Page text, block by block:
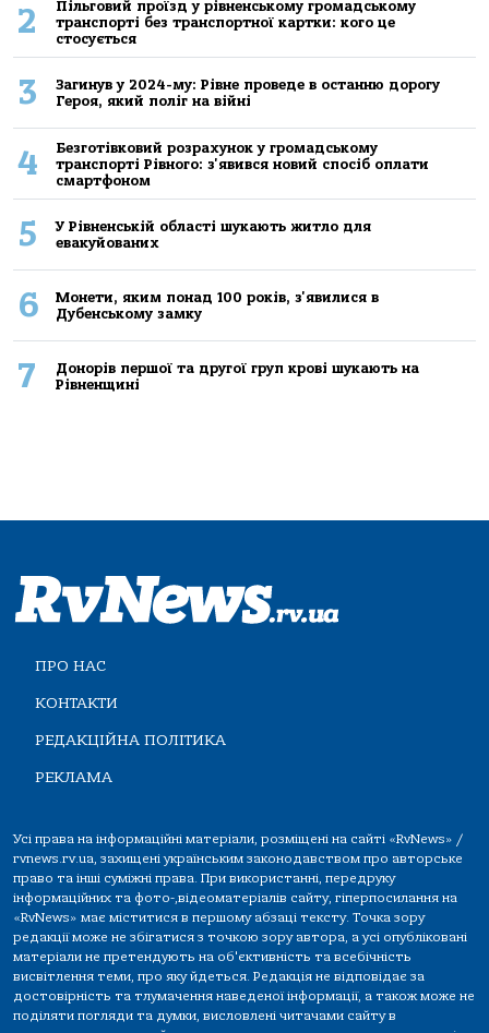
2
Пільговий проїзд у рівненському громадському
транспорті без транспортної картки: кого це
стосується
3
Загинув у 2024-му: Рівне проведе в останню дорогу
Героя, який поліг на війні
4
Безготівковий розрахунок у громадському
транспорті Рівного: з'явився новий спосіб оплати
смартфоном
5
У Рівненській області шукають житло для
евакуйованих
6
Монети, яким понад 100 років, з'явилися в
Дубенському замку
7
Донорів першої та другої груп крові шукають на
Рівненщині
ПРО НАС
КОНТАКТИ
РЕДАКЦІЙНА ПОЛІТИКА
РЕКЛАМА
Усі права на інформаційні матеріали, розміщені на сайті «RvNews» /
rvnews.rv.ua, захищені українським законодавством про авторське
право та інші суміжні права. При використанні, передруку
інформаційних та фото-,відеоматеріалів сайту, гіперпосилання на
«RvNews» має міститися в першому абзаці тексту. Точка зору
редакції може не збігатися з точкою зору автора, а усі опубліковані
матеріали не претендують на об'єктивність та всебічність
висвітлення теми, про яку йдеться. Редакція не відповідає за
достовірність та тлумачення наведеної інформації, а також може не
поділяти погляди та думки, висловлені читачами сайту в